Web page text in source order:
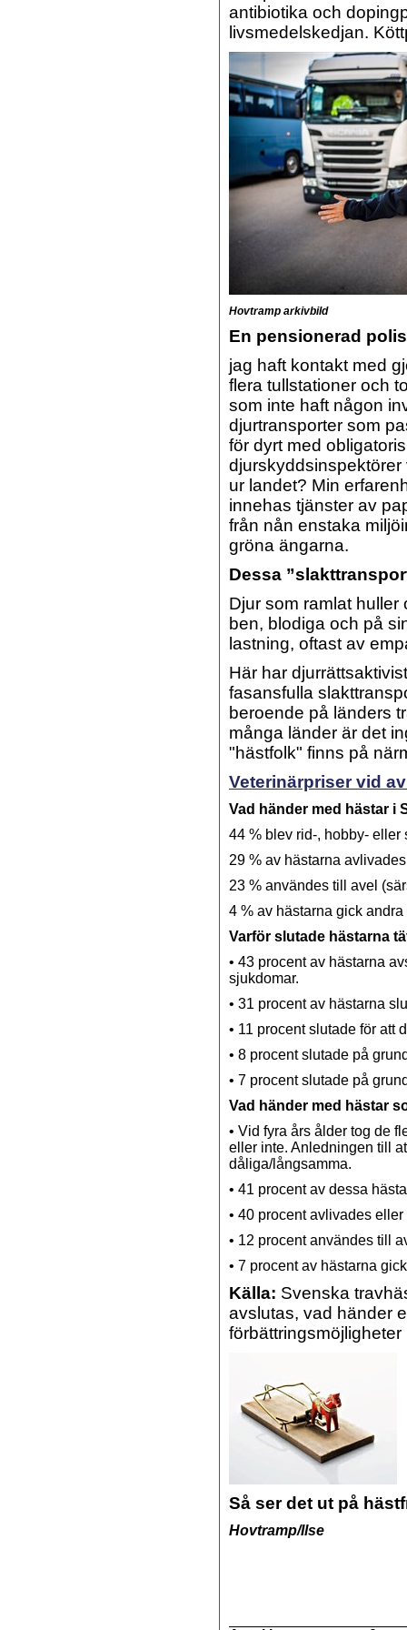
antibiotika och
livsmedelskedjan.
Hovtramp arkivbild
En pensionerad polis
jag haft kontakt med
flera tullstationer och
som inte haft någon
djurtransporter som
för dyrt med
ur landet? Min
innehas tjänster av
från nån enstaka
gröna ängarna.
Dessa
Djur som ramlat
ben, blodiga och på
lastning, oftast av
Här har
fasansfulla
beroende på länders
många länder är det
"hästfolk" finns på
Veterinärpriser vid
Vad händer med hästar i
44 % blev rid-, hobby- eller
29 % av hästarna
23 % användes till avel
4 % av hästarna gick
Varför slutade hästarna
• 43 procent av hästarna
sjukdomar.
• 31 procent av hästarna
• 11 procent slutade för att
• 8 procent slutade på
• 7 procent slutade på
Vad händer med hästar
• Vid fyra års ålder tog de
eller inte. Anledningen till
dåliga/långsamma.
• 41 procent av dessa
• 40 procent avlivades
• 12 procent användes till
• 7 procent av hästarna
Källa: Svenska
avslutas, vad händer
Så ser det ut på
Hovtramp/Ilse